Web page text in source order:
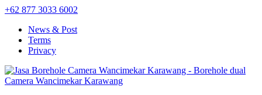
+62 877 3033 6002
News & Post
Terms
Privacy